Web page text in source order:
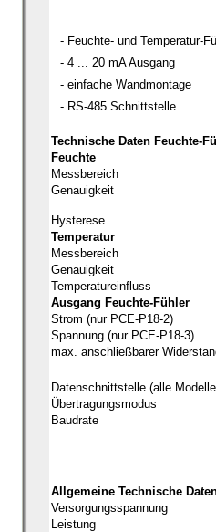
- Feuchte- und Temperatur-
- 4 ... 20 mA Ausgang
- einfache Wandmontage
- RS-485 Schnittstelle
Technische Daten Feuchte-
Feuchte
Messbereich
Genauigkeit
Hysterese
Temperatur
Messbereich
Genauigkeit
Temperatureinfluss
Ausgang Feuchte-Fühler
Strom (nur PCE-P18-2)
Spannung (nur PCE-P18-3)
max. anschließbarer
Datenschnittstelle (alle
Übertragungsmodus
Baudrate
Allgemeine Technische
Versorgungsspannung
Leistung